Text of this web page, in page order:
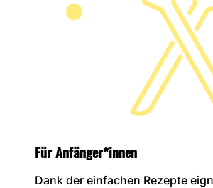
Für Anfänger*innen
Dank der einfachen Rezepte